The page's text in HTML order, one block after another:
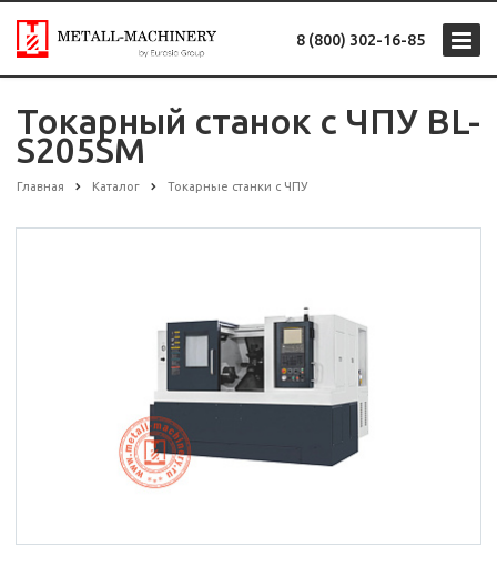
8 (800) 302-16-85
Токарный станок с ЧПУ BL-
S205SM
Главная Каталог Токарные станки с ЧПУ